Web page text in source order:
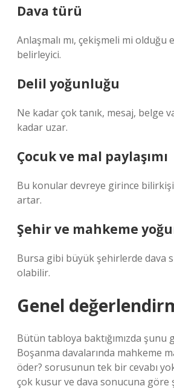
Dava türü
Anlaşmalı mı, çekişmeli mi olduğu
belirleyici.
Delil yoğunluğu
Ne kadar çok tanık, mesaj, belge
kadar uzar.
Çocuk ve mal paylaşımı
Bu konular devreye girince
artar.
Şehir ve mahkeme
Bursa gibi büyük şehirlerde dava
olabilir.
Genel
Bütün tabloya baktığımızda şunu
Boşanma davalarında mahkeme
öder? sorusunun tek bir cevabı
çok kusur ve dava sonucuna göre